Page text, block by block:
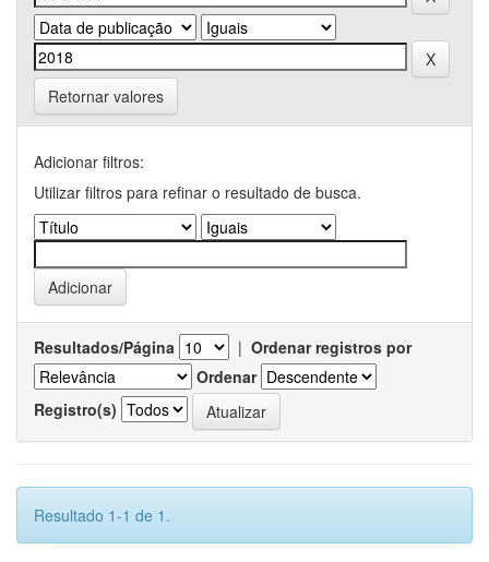
Retornar valores
Adicionar filtros:
Utilizar filtros para refinar o resultado de busca.
Resultados/Página | Ordenar registros por
Ordenar
Registro(s)
Resultado 1-1 de 1.